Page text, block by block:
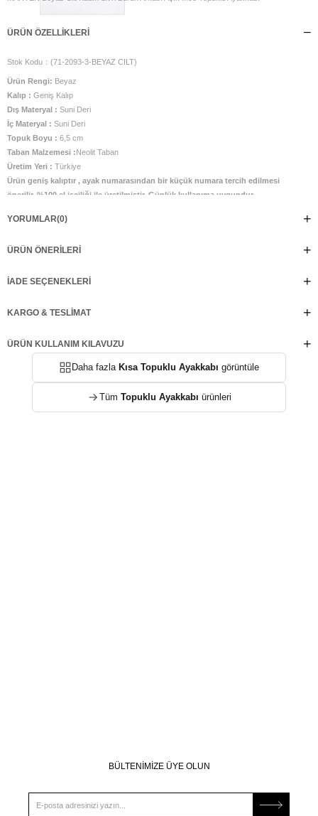
ÜRÜN ÖZELLIKLERI
Stok Kodu (71-2093-3-BEYAZ CILT)
Ürün Rengi: Beyaz
Kalıp : Geniş Kalıp
Dış Materyal : Suni Deri
İç Materyal : Suni Deri
Topuk Boyu : 6,5 cm
Taban Malzemesi :Neolit Taban
Üretim Yeri : Türkiye
Ürün geniş kalıptır , ayak numarasından bir küçük numara tercih edilmesi
önerilir. %100 el işçiliği ile üretilmiştir. Günlük kullanıma uygundur.
YORUMLAR(0)
ÜRÜN ÖNERILERI
İADE SEÇENEKLERI
KARGO & TESLIMAT
ÜRÜN KULLANIM KILAVUZU
Daha fazla Kısa Topuklu Ayakkabı görüntüle
Tüm Topuklu Ayakkabı ürünleri
BÜLTENİMİZE ÜYE OLUN